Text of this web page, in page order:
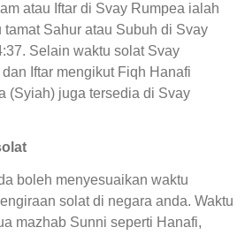
atau Iftar di Svay Rumpea ialah
tamat Sahur atau Subuh di Svay
Selain waktu solat Svay
Iftar mengikut Fiqh Hanafi
(Syiah) juga tersedia di Svay
boleh menyesuaikan waktu
solat di negara anda. Waktu
mazhab Sunni seperti Hanafi,